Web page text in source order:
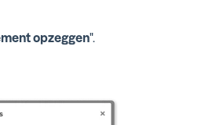
opzeggen".